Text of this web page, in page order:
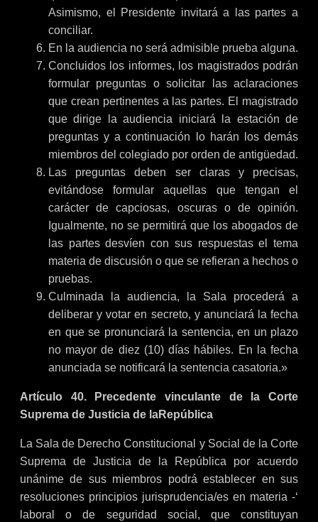
Asimismo, el Presidente invitará a las partes a
conciliar.
En la audiencia no será admisible prueba alguna.
Concluidos los informes, los magistrados podrán
formular preguntas o solicitar las aclaraciones
que crean pertinentes a las partes. El magistrado
que dirige la audiencia iniciará la estación de
preguntas y a continuación lo harán los demás
miembros del colegiado por orden de antigüedad.
Las preguntas deben ser claras y precisas,
evitándose formular aquellas que tengan el
carácter de capciosas, oscuras o de opinión.
Igualmente, no se permitirá que los abogados de
las partes desvíen con sus respuestas el tema
materia de discusión o que se refieran a hechos o
pruebas.
Culminada la audiencia, la Sala procederá a
deliberar y votar en secreto, y anunciará la fecha
en que se pronunciará la sentencia, en un plazo
no mayor de diez (10) días hábiles. En la fecha
anunciada se notificará la sentencia casatoria.»
Artículo 40. Precedente vinculante de la Corte
Suprema de Justicia de laRepública
La Sala de Derecho Constitucional y Social de la Corte
Suprema de Justicia de la República por acuerdo
unánime de sus miembros podrá establecer en sus
resoluciones principios jurisprudencia/es en materia -‘
laboral o de seguridad social, que constituyan